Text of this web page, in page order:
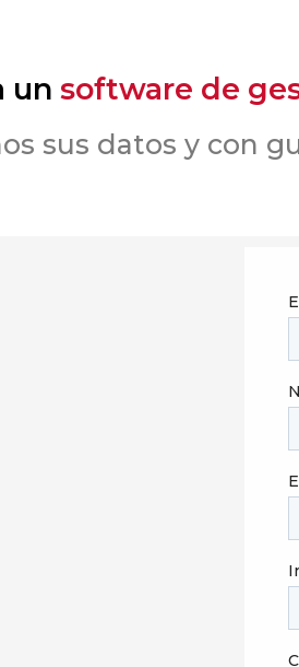
un software de
sus datos y con